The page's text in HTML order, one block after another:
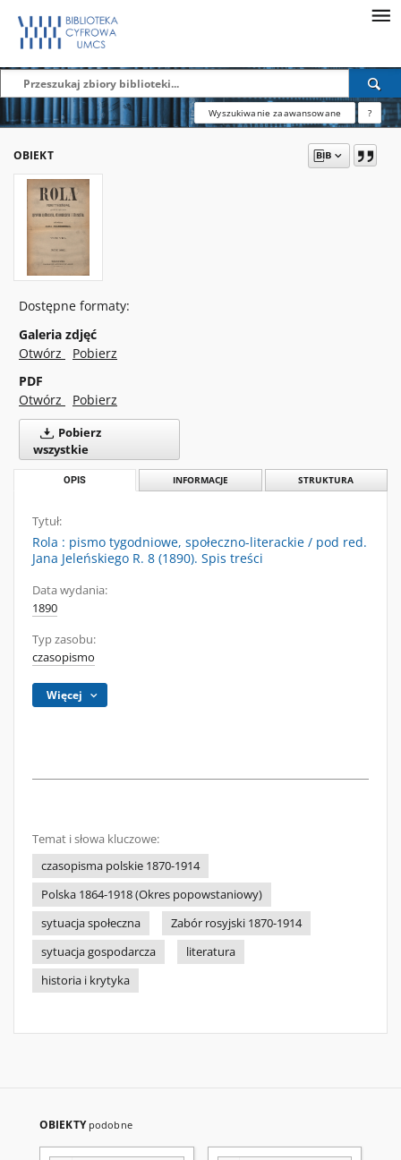
Wyszukiwanie zaawansowane ?
OBIEKT
Dostępne formaty:
Galeria zdjęć
Otwórz
Pobierz
PDF
Otwórz
Pobierz
Pobierz
wszystkie
OPIS INFORMACJE STRUKTURA
Tytuł:
Rola : pismo tygodniowe, społeczno-literackie / pod red.
Jana Jeleńskiego R. 8 (1890). Spis treści
Data wydania:
1890
Typ zasobu:
czasopismo
Więcej
Temat i słowa kluczowe:
czasopisma polskie 1870-1914
Polska 1864-1918 (Okres popowstaniowy)
sytuacja społeczna
Zabór rosyjski 1870-1914
sytuacja gospodarcza
literatura
historia i krytyka
OBIEKTY podobne